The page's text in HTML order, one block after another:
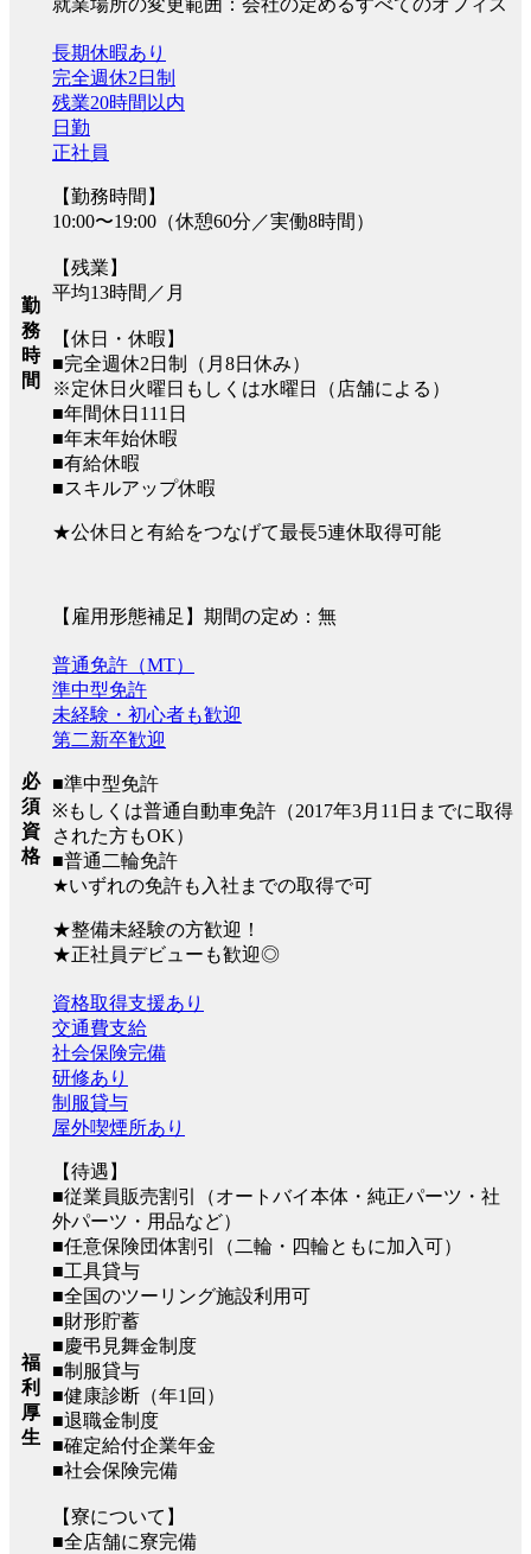
就業場所の変更範囲：会社の定めるすべてのオフィス
勤
務
時
間
長期休暇あり
完全週休2日制
残業20時間以内
日勤
正社員
【勤務時間】
10:00〜19:00（休憩60分／実働8時間）
【残業】
平均13時間／月
【休日・休暇】
■完全週休2日制（月8日休み）
※定休日火曜日もしくは水曜日（店舗による）
■年間休日111日
■年末年始休暇
■有給休暇
■スキルアップ休暇
★公休日と有給をつなげて最長5連休取得可能
【雇用形態補足】期間の定め：無
必
須
資
格
普通免許（MT）
準中型免許
未経験・初心者も歓迎
第二新卒歓迎
■準中型免許
※もしくは普通自動車免許（2017年3月11日までに取得
された方もOK）
■普通二輪免許
★いずれの免許も入社までの取得で可
★整備未経験の方歓迎！
★正社員デビューも歓迎◎
福
利
厚
生
資格取得支援あり
交通費支給
社会保険完備
研修あり
制服貸与
屋外喫煙所あり
【待遇】
■従業員販売割引（オートバイ本体・純正パーツ・社
外パーツ・用品など）
■任意保険団体割引（二輪・四輪ともに加入可）
■工具貸与
■全国のツーリング施設利用可
■財形貯蓄
■慶弔見舞金制度
■制服貸与
■健康診断（年1回）
■退職金制度
■確定給付企業年金
■社会保険完備
【寮について】
■全店舗に寮完備